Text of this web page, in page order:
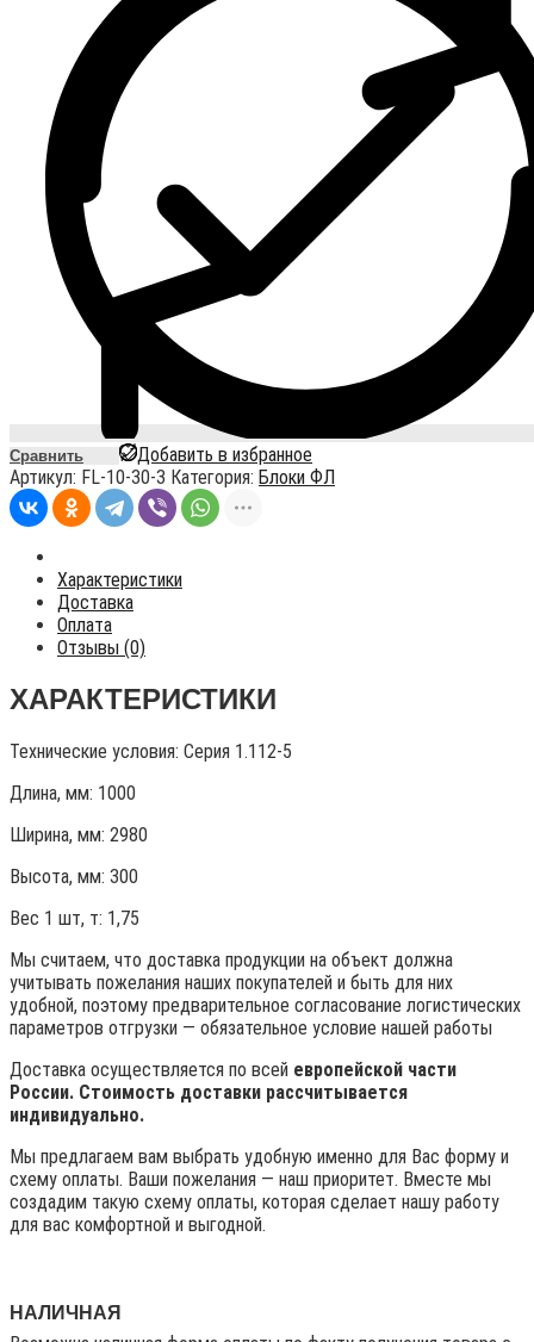
Сравнить
Добавить в избранное
Артикул: FL-10-30-3 Категория: Блоки ФЛ
Характеристики
Доставка
Оплата
Отзывы (0)
ХАРАКТЕРИСТИКИ
Технические условия: Серия 1.112-5
Длина, мм: 1000
Ширина, мм: 2980
Высота, мм: 300
Вес 1 шт, т: 1,75
Мы считаем, что доставка продукции на объект должна
учитывать пожелания наших покупателей и быть для них
удобной, поэтому предварительное согласование логистических
параметров отгрузки — обязательное условие нашей работы
Доставка осуществляется по всей европейской части
России. Стоимость доставки рассчитывается
индивидуально.
Мы предлагаем вам выбрать удобную именно для Вас форму и
схему оплаты. Ваши пожелания — наш приоритет. Вместе мы
создадим такую схему оплаты, которая сделает нашу работу
для вас комфортной и выгодной.
НАЛИЧНАЯ